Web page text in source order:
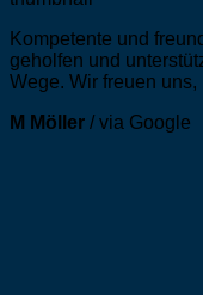
Kompetente und
geholfen und
Wege. Wir freuen
M Möller / via Google